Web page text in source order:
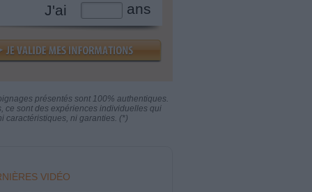
J'ai ans
présentés sont 100% authentiques.
ce sont des expériences individuelles qui
caractéristiques, ni garanties. (*)
VIDÉO